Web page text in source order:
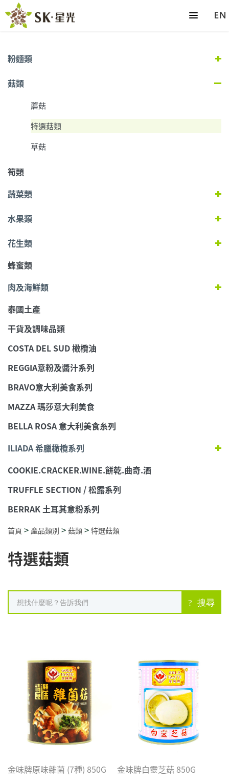
粉麵類
菇類
蘑菇
特選菇類
草菇
筍類
蔬菜類
水果類
花生類
蜂蜜類
肉及海鮮類
泰國土產
干貨及調味品類
COSTA DEL SUD 橄欖油
REGGIA意粉及醬汁系列
BRAVO意大利美食系列
MAZZA 瑪莎意大利美食
BELLA ROSA 意大利美食糸列
ILIADA 希臘橄欖系列
COOKIE.CRACKER.WINE.餅乾.曲奇.酒
TRUFFLE SECTION / 松露系列
BERRAK 土耳其意粉系列
首頁 > 產品類別 > 菇類 > 特選菇類
特選菇類
搜尋
金味牌原味雜菌 (7種) 850G 金味牌白靈芝菇 850G